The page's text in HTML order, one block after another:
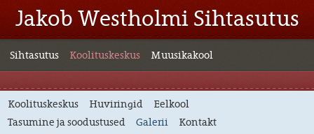
Jakob Westholmi Sihtasutus
Sihtasutus Koolituskeskus Muusikakool
Koolituskeskus Huviringid
Eelkool
Tasumine ja soodustused
Galerii Kontakt